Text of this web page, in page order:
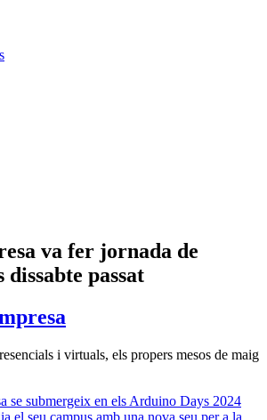
va fer jornada de
dissabte passat
i virtuals, els propers mesos de maig
se submergeix en els Arduino Days 2024
el seu campus amb una nova seu per a la